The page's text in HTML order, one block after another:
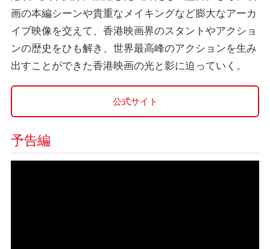
画の本編シーンや貴重なメイキングなど膨大なアーカ
イブ映像を交えて、香港映画界のスタントやアクショ
ンの歴史をひも解き、世界最高峰のアクションを生み
出すことができた香港映画の光と影に迫っていく。
公式サイト
予告編